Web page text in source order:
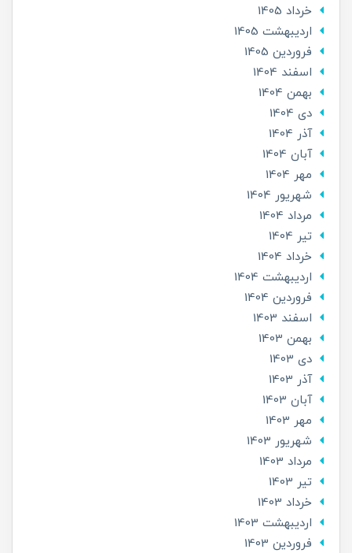
خرداد 1405
ارديبهشت 1405
فروردین 1405
اسفند 1404
بهمن 1404
دی 1404
آذر 1404
آبان 1404
مهر 1404
شهریور 1404
مرداد 1404
تير 1404
خرداد 1404
ارديبهشت 1404
فروردین 1404
اسفند 1403
بهمن 1403
دی 1403
آذر 1403
آبان 1403
مهر 1403
شهریور 1403
مرداد 1403
تير 1403
خرداد 1403
ارديبهشت 1403
فروردین 1403